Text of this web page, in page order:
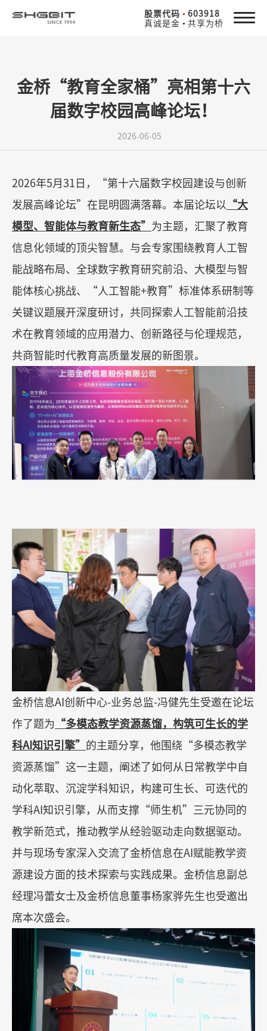
股票代码
603918
真诚是金
共享为桥
金桥“教育全家桶”亮相第十六
届数字校园高峰论坛！
2026-06-05
2026年5月 31 日， “第十六届数字校园建设与创新
发展高峰论坛” 在昆明圆满落幕。本届论坛以 “大
模型、智能体与教育新生态” 为主题，汇聚了教育
信息化领域的顶尖智慧。与会专家围绕教育人工智
能战略布局、全球数字教育研究前沿、大模型与智
能体核心挑战、
“ 人工智能+教育” 标准体系研制等
关键议题展开深度研讨，共同探索人工智能前沿技
术在教育领域的应用潜力、创新路径与伦理规范，
共商智能时代教育高质量发展的新图景。
金桥信息AI 创新中心-业务总监-冯健先生受邀在论坛
作了题为 “多模态教学资源蒸馏，构筑可生长的学
科AI 知识引擎” 的主题分享，他围绕 “多模态教学
资源蒸馏” 这一主题，阐述了如何从日常教学中自
动化萃取、沉淀学科知识，构建可生长、可迭代的
学科AI 知识引擎，从而支撑 “师生机”
三元协同的
教学新范式，推动教学从经验驱动走向数据驱动。
并与现场专家深入交流了金桥信息在AI 赋能教学资
源建设方面的技术探索与实践成果。金桥信息副总
经理冯蕾女士及金桥信息董事杨家骅先生也受邀出
席本次盛会。